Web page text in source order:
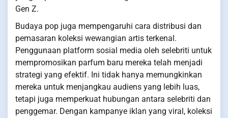
Gen Z.
Budaya pop juga mempengaruhi cara distribusi dan
pemasaran koleksi wewangian artis terkenal.
Penggunaan platform sosial media oleh selebriti untuk
mempromosikan parfum baru mereka telah menjadi
strategi yang efektif. Ini tidak hanya memungkinkan
mereka untuk menjangkau audiens yang lebih luas,
tetapi juga memperkuat hubungan antara selebriti dan
penggemar. Dengan kampanye iklan yang viral, koleksi